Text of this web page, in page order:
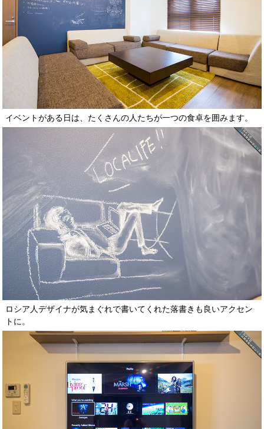
イベントがある日は、たくさんの人たちが一つの食卓を囲みます。
ロシア人デザイナが気まぐれで書いてくれた落書きも良いアクセン
トに。